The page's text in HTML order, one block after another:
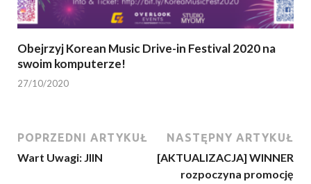
Obejrzyj Korean Music Drive-in Festival 2020 na
swoim komputerze!
27/10/2020
POPRZEDNI ARTYKUŁ
Wart Uwagi: JIIN
NASTĘPNY ARTYKUŁ
[AKTUALIZACJA] WINNER
rozpoczyna promocję